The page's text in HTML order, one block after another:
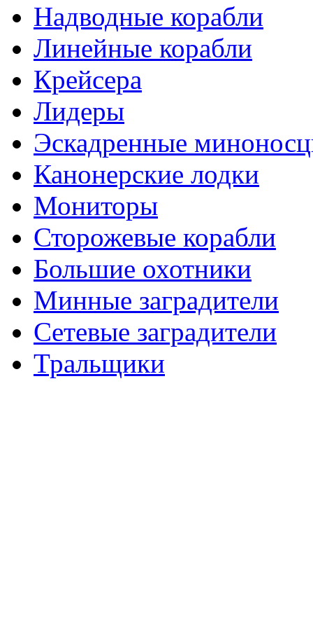
Надводные корабли
Линейные корабли
Крейсера
Лидеры
Эскадренные
Канонерские лодки
Мониторы
Сторожевые корабли
Большие охотники
Минные заградители
Сетевые заградители
Тральщики